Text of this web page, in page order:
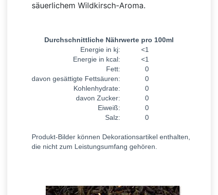
säuerlichem Wildkirsch-Aroma.
Durchschnittliche Nährwerte pro 100ml
Energie in kj:
<1
Energie in kcal:
<1
Fett:
0
davon gesättigte Fettsäuren:
0
Kohlenhydrate:
0
davon Zucker:
0
Eiweiß:
0
Salz:
0
Produkt-Bilder können Dekorationsartikel enthalten,
die nicht zum Leistungsumfang gehören.